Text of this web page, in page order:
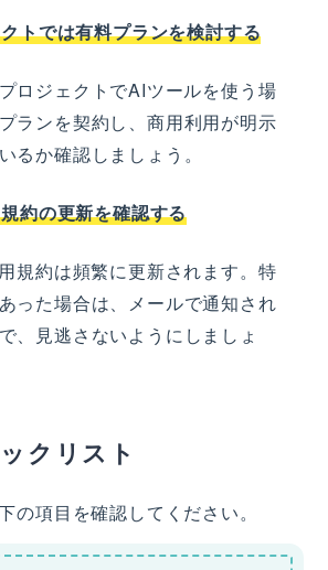
トでは有料プランを検討する
ロジェクトでAIツールを使う場
ランを契約し、商用利用が明示
るか確認しましょう。
約の更新を確認する
規約は頻繁に更新されます。特
った場合は、メールで通知され
、見逃さないようにしましょ
クリスト
の項目を確認してください。